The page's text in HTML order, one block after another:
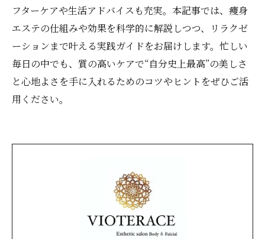
フターケアや生活アドバイスも充実。本記事では、痩身
エステの仕組みや効果を科学的に解説しつつ、リラクゼ
ーションまで叶える実践ガイドをお届けします。忙しい
毎日の中でも、質の高いケアで“自分史上最高”の美しさ
と心地よさを手に入れるためのコツやヒントをぜひご活
用ください。